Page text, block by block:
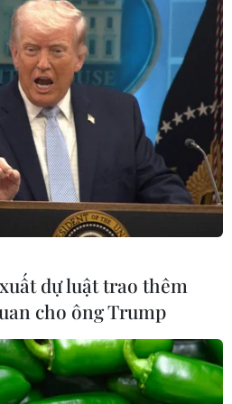
dự luật trao thêm
cho ông Trump